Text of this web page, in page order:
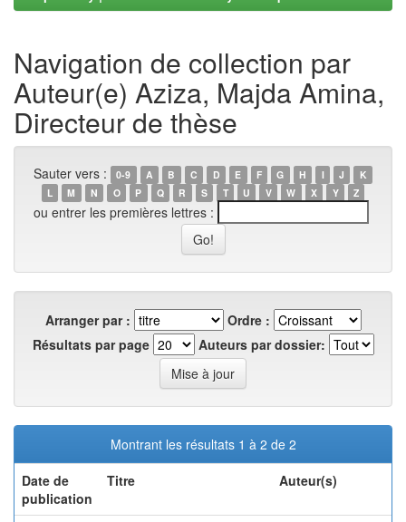
Navigation de collection par
Auteur(e) Aziza, Majda Amina,
Directeur de thèse
Sauter vers : 0-9 A B C D E F G H I J
K
L
M N O P Q R S T U V W X Y Z
ou entrer les premières lettres :
Arranger par :
Ordre :
Résultats par page
Auteurs par dossier:
Montrant les résultats 1 à 2 de 2
Date de
publication
Titre Auteur(s)